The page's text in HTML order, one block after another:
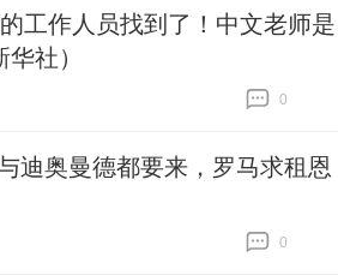
工作人员找到了！中文老师是
社）
0
迪奥曼德都要来，罗马求租恩
0